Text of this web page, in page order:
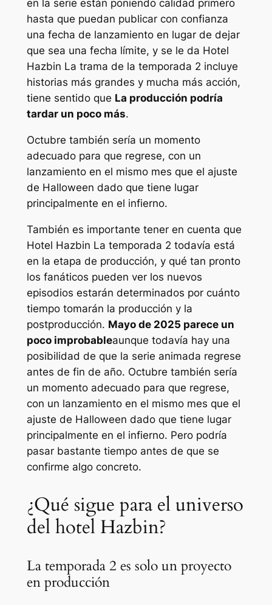
en la serie están poniendo calidad primero
hasta que puedan publicar con confianza
una fecha de lanzamiento en lugar de dejar
que sea una fecha límite, y se le da Hotel
Hazbin La trama de la temporada 2 incluye
historias más grandes y mucha más acción,
tiene sentido que La producción podría
tardar un poco más.
Octubre también sería un momento
adecuado para que regrese, con un
lanzamiento en el mismo mes que el ajuste
de Halloween dado que tiene lugar
principalmente en el infierno.
También es importante tener en cuenta que
Hotel Hazbin La temporada 2 todavía está
en la etapa de producción, y qué tan pronto
los fanáticos pueden ver los nuevos
episodios estarán determinados por cuánto
tiempo tomarán la producción y la
postproducción. Mayo de 2025 parece un
poco improbableaunque todavía hay una
posibilidad de que la serie animada regrese
antes de fin de año. Octubre también sería
un momento adecuado para que regrese,
con un lanzamiento en el mismo mes que el
ajuste de Halloween dado que tiene lugar
principalmente en el infierno. Pero podría
pasar bastante tiempo antes de que se
confirme algo concreto.
¿Qué sigue para el universo
del hotel Hazbin?
La temporada 2 es solo un proyecto
en producción